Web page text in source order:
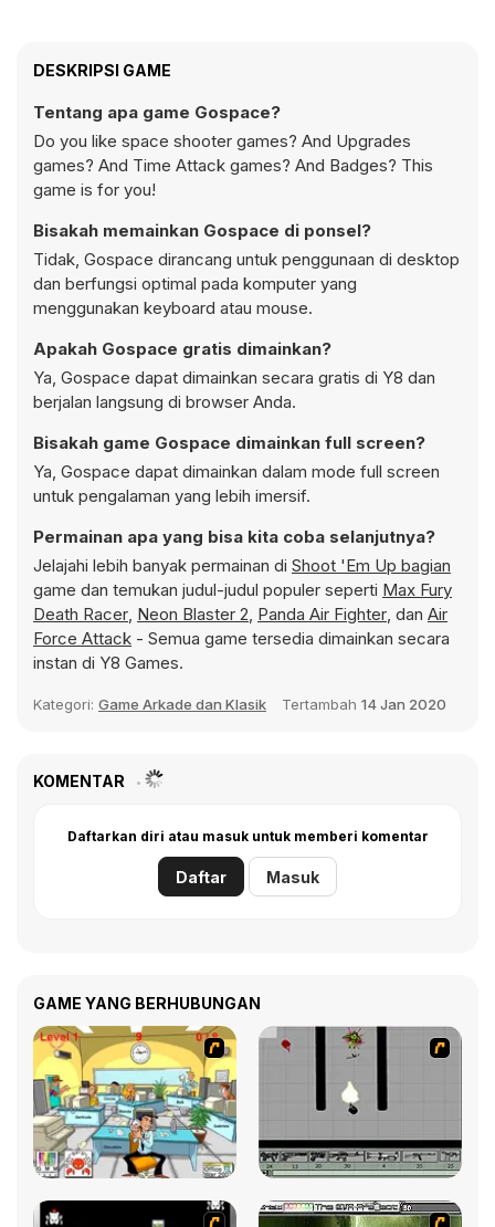
DESKRIPSI GAME
Tentang apa game Gospace?
Do you like space shooter games? And Upgrades
games? And Time Attack games? And Badges? This
game is for you!
Bisakah memainkan Gospace di ponsel?
Tidak, Gospace dirancang untuk penggunaan di desktop
dan berfungsi optimal pada komputer yang
menggunakan keyboard atau mouse.
Apakah Gospace gratis dimainkan?
Ya, Gospace dapat dimainkan secara gratis di Y8 dan
berjalan langsung di browser Anda.
Bisakah game Gospace dimainkan full screen?
Ya, Gospace dapat dimainkan dalam mode full screen
untuk pengalaman yang lebih imersif.
Permainan apa yang bisa kita coba selanjutnya?
Jelajahi lebih banyak permainan di Shoot 'Em Up bagian
game dan temukan judul-judul populer seperti Max Fury
Death Racer, Neon Blaster 2, Panda Air Fighter, dan Air
Force Attack - Semua game tersedia dimainkan secara
instan di Y8 Games.
Kategori: Game Arkade dan Klasik Tertambah 14 Jan 2020
KOMENTAR
Daftarkan diri atau masuk untuk memberi komentar
Daftar Masuk
GAME YANG BERHUBUNGAN